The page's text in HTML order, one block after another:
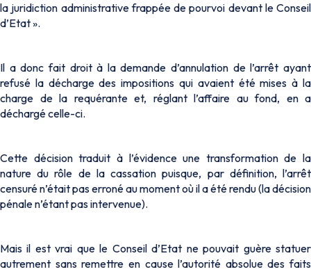
la juridiction administrative frappée de pourvoi devant le Conseil
d’Etat».
Il a donc fait droit à la demande d’annulation de l’arrêt ayant
refusé la décharge des impositions qui avaient été mises à la
charge de la requérante et, réglant l’affaire au fond, en a
déchargé celle-ci.
Cette décision traduit à l’évidence une transformation de la
nature du rôle de la cassation puisque, par définition, l’arrêt
censuré n’était pas erroné au moment où il a été rendu (la décision
pénale n’étant pas intervenue).
Mais il est vrai que le Conseil d’Etat ne pouvait guère statuer
autrement sans remettre en cause l’autorité absolue des faits